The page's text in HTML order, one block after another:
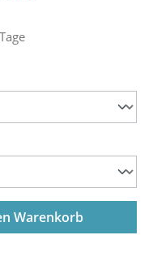
gewünschten
Warenkorb